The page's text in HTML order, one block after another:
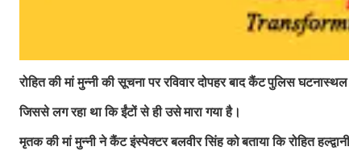
रोहित की मां मुन्नी की सूचना पर रविवार दोपहर बाद कैंटपुलिस घटनास्थल
जिससे लग रहा था कि ईंटों से ही उसेमारा गया है।
मृतक की मां मुन्नी ने कैंट इंस्पेक्टर बलवीर सिंह कोबताया कि रोहित